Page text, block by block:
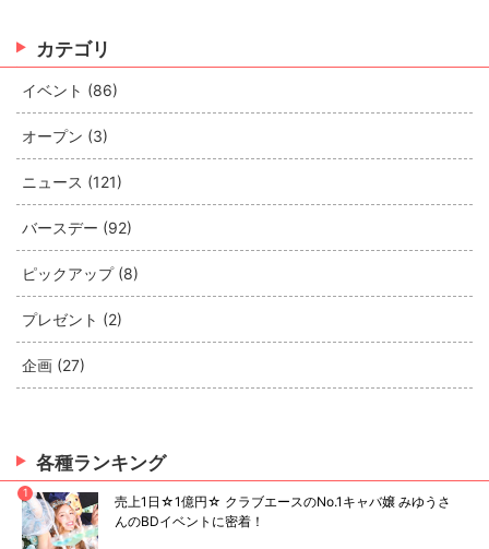
カテゴリ
イベント (86)
オープン (3)
ニュース (121)
バースデー (92)
ピックアップ (8)
プレゼント (2)
企画 (27)
各種ランキング
1
売上1日☆1億円☆ クラブエースのNo.1キャバ嬢 みゆうさ
んのBDイベントに密着！